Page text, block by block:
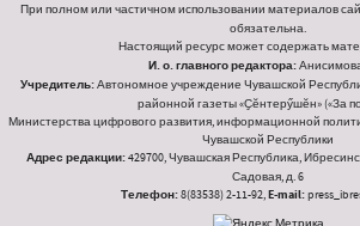
При полном или частичном использовании материалов
обязательна.
Настоящий ресурс может содержать
И. о. главного редактора:
Учредитель:Автономное учреждение Чувашской
районной газеты «Ҫӗнтерӳшӗн» («За
Министерства цифрового развития, информационной
Чувашской Республики
Адрес редакции:429700, Чувашская Республика,
Садовая, д. 6
Телефон:8(83538) 2-11-92,E-mail: